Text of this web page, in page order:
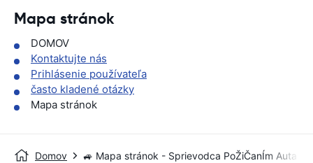
Mapa stránok
DOMOV
Kontaktujte nás
Prihlásenie používateľa
často kladené otázky
Mapa stránok
Domov 🚙 Mapa stránok - Sprievodca PoŽiČanÍm Auta